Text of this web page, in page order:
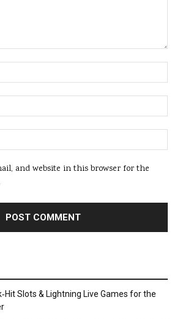
and website in this browser for the
Slots & Lightning Live Games for the